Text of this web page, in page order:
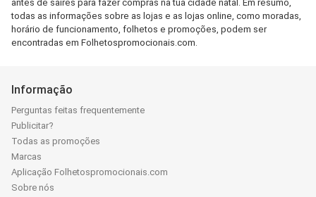
antes de saires para fazer compras na tua cidade natal. Em resumo,
todas as informações sobre as lojas e as lojas online, como moradas,
horário de funcionamento, folhetos e promoções, podem ser
encontradas em Folhetospromocionais.com.
Informação
Perguntas feitas frequentemente
Publicitar?
Todas as promoções
Marcas
Aplicação Folhetospromocionais.com
Sobre nós